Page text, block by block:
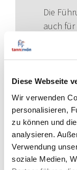
Diese Webseite
Wir verwenden
personalisieren,
zu können und
analysieren.
Verwendung
soziale Medien,
Die
auch für
Details
Rubrik
der